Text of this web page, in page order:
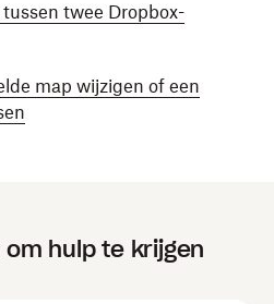
twee Dropbox-
map wijzigen of een
hulp te krijgen